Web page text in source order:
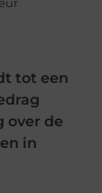
tot een
over de
in